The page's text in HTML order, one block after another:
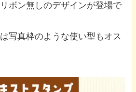
ボン無しのデザインが登場で
写真枠のような使い型もオス